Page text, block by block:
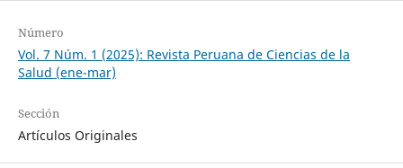
Número
Vol. 7 Núm. 1 (2025): Revista Peruana de Ciencias de la
Salud (ene-mar)
Sección
Artículos Originales